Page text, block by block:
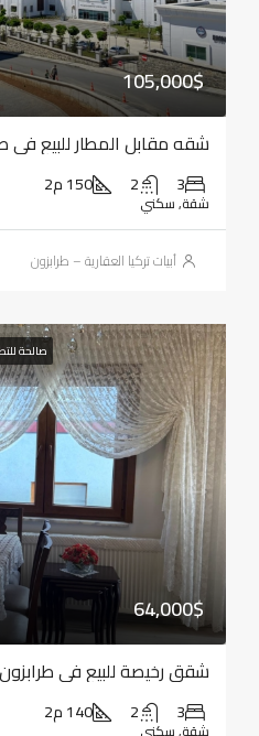
105,000$
شقه مقابل المطار للبيع في
3
2 150 م2
شقة, سكني
أبيات تركيا العقارية – طرابزون
صالحة
64,000$
شقق رخيصة للبيع في طرابزون 3+1
3
2 140 م2